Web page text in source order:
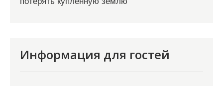
Информация для гостей